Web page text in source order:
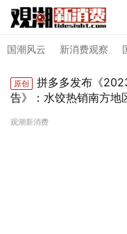
国潮风云 新消费观察
原创
拼多多发布《
告》：水饺热销南方地
观潮新消费